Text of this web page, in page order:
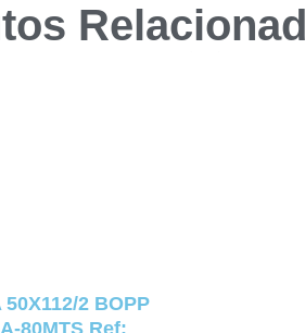
50X112/2 BOPP